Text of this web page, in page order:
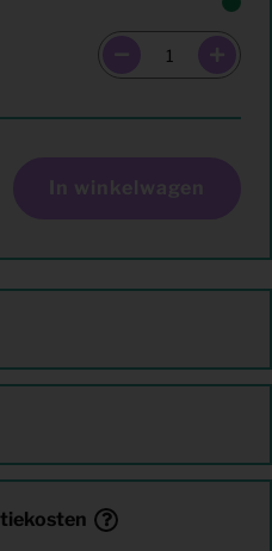
In winkelwagen